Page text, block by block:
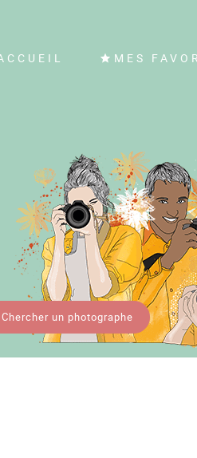
MES
Chercher un photographe